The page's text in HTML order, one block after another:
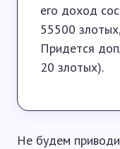
его доход
55500
Придется
20 злотых).
Не будем